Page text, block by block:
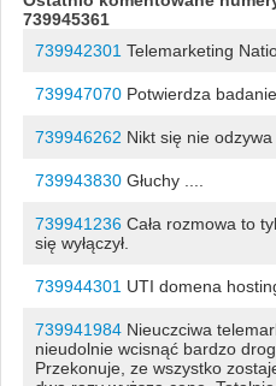
739945361
739942301 Telemarketing
739947070Potwierdza
739946262 Nikt się nie odzywa
739943830Głuchy ....
739941236Cała rozmowa to
się wyłączył.
739944301 UTI domena
739941984Nieuczciwa
nieudolnie wcisnąć bardzo
Przekonuje, ze wszystko